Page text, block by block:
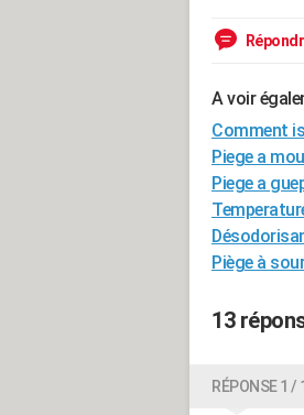
A voir
Comment
Piege a
Piege a
Piège à
13
RÉPONSE 1 /